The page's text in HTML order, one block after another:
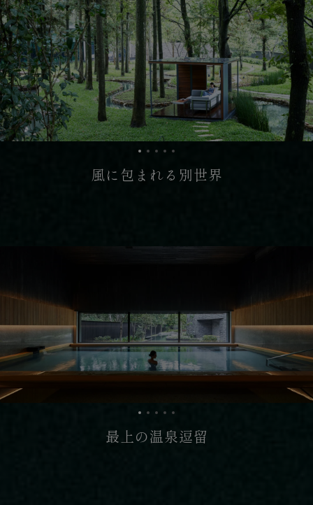
風に包まれる別世界
最上の温泉逗留